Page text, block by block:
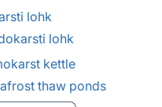
lohk
lohk
kettle
thaw ponds